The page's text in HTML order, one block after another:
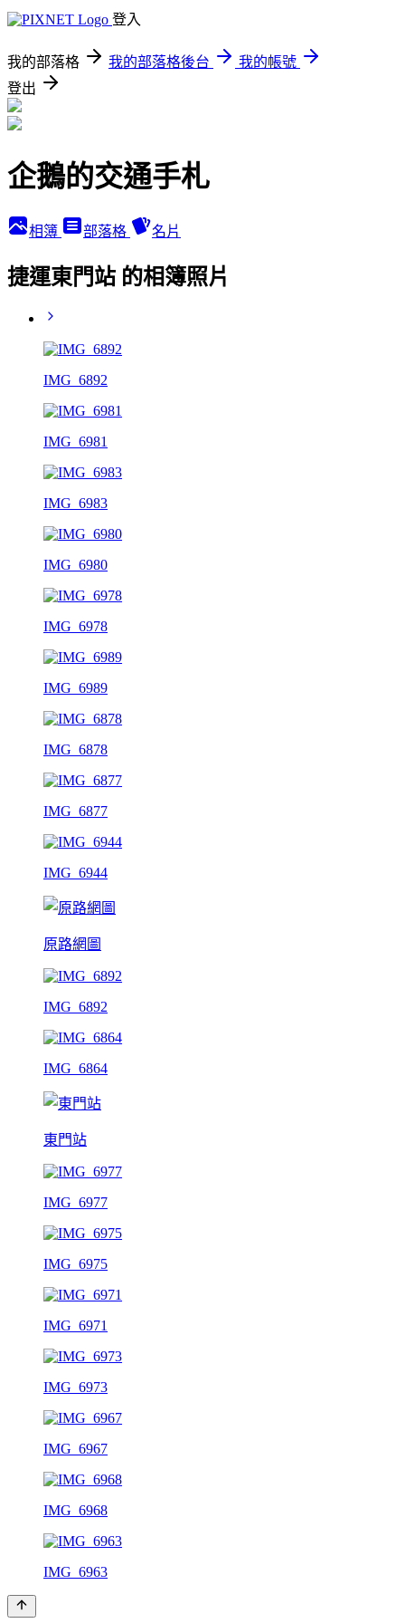
登入
我的部落格 我的部落格後台
我的帳號
登出
企鵝的交通手札
相簿 部落格 名片
捷運東門站 的相簿照片
IMG_6892
IMG_6981
IMG_6983
IMG_6980
IMG_6978
IMG_6989
IMG_6878
IMG_6877
IMG_6944
原路網圖
IMG_6892
IMG_6864
東門站
IMG_6977
IMG_6975
IMG_6971
IMG_6973
IMG_6967
IMG_6968
IMG_6963